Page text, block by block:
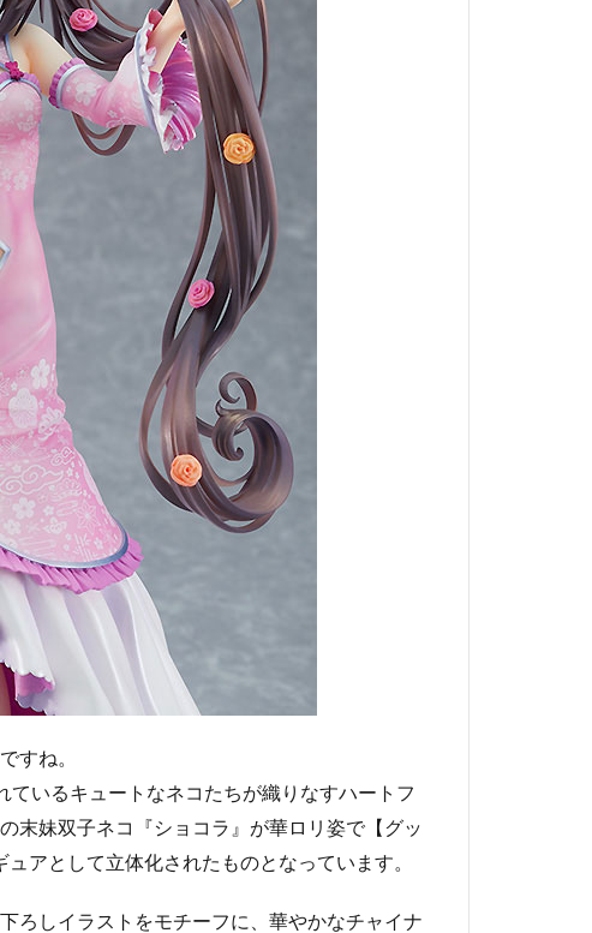
すね。
ているキュートなネコたちが織りなすハートフ
末妹双子ネコ『ショコラ』が華ロリ姿で【グッ
アとして立体化されたものとなっています。
ろしイラストをモチーフに、華やかなチャイナ